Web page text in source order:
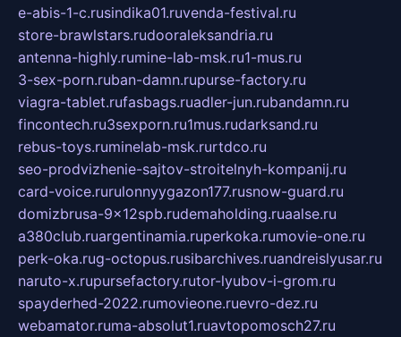
e-abis-1-c.rusindika01.ruvenda-festival.ru
store-brawlstars.rudooraleksandria.ru
antenna-highly.rumine-lab-msk.ru1-mus.ru
3-sex-porn.ruban-damn.rupurse-factory.ru
viagra-tablet.rufasbags.ruadler-jun.rubandamn.ru
fincontech.ru3sexporn.ru1mus.rudarksand.ru
rebus-toys.ruminelab-msk.rurtdco.ru
seo-prodvizhenie-sajtov-stroitelnyh-kompanij.ru
card-voice.rurulonnyygazon177.rusnow-guard.ru
domizbrusa-9x12spb.rudemaholding.ruaalse.ru
a380club.ruargentinamia.ruperkoka.rumovie-one.ru
perk-oka.rug-octopus.rusibarchives.ruandreislyusar.ru
naruto-x.rupursefactory.rutor-lyubov-i-grom.ru
spayderhed-2022.rumovieone.ruevro-dez.ru
webamator.ruma-absolut1.ruavtopomosch27.ru